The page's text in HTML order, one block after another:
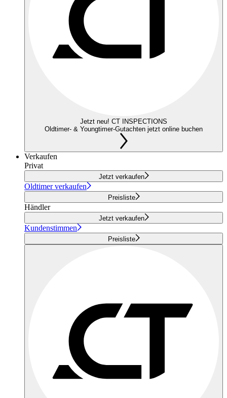
Jetzt neu! CT INSPECTIONS
Oldtimer- & Youngtimer-Gutachten jetzt online buchen
Verkaufen
Privat
Jetzt verkaufen
Oldtimer verkaufen
Preisliste
Händler
Jetzt verkaufen
Kundenstimmen
Preisliste